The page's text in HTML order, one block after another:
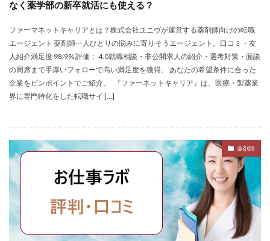
なく薬学部の新卒就活にも使える？
ファーマネットキャリアとは？株式会社ユニヴが運営する薬剤師向けの転職
エージェント 薬剤師一人ひとりの悩みに寄りそうエージェント。口コミ・友
人紹介満足度 98.9% 評価： 4.0就職相談・非公開求人の紹介・選考対策・面談
の同席まで手厚いフォローで高い満足度を獲得。 あなたの希望条件に合った
企業をピンポイントでご紹介。 『ファーネットキャリア』は、医療・製薬業
界に専門特化をした転職サイ […]
薬剤師
カイゴジョブエージェント
かいご畑
キャイドラ
きらケア
クズ クラウド
クラッシャー上司
コンサルタント
コンサルティングファーム
しんぷる栄養士
スカウトサービス
スキル無し
スタートアップ
スポーツ
トラブル
ニート
PHARMASTAFF
CE DYM就職 IT業界
JAIC
LITALICO仕事ナビ
ME MEDFit MT
OT
PTOPSTワーカー
PTOT人材バンク
Re就活 RT
Simple株式会社